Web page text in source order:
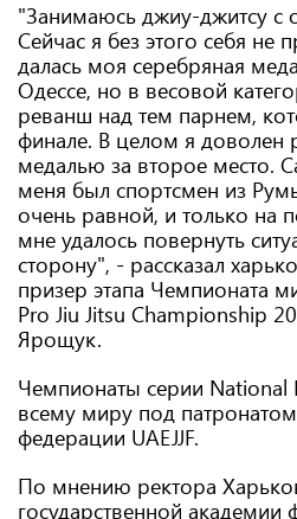
"Занимаюсь джиу-джитсу с
Сейчас я без этого себя не
далась моя серебряная
Одессе, но в весовой
реванш над тем парнем,
финале. В целом я доволен
медалью за второе место.
меня был спортсмен из
очень равной, и только на
мне удалось повернуть
сторону", - рассказал
призер этапа Чемпионата
Pro Jiu Jitsu Championship
Ярощук.
Чемпионаты серии National
всему миру под
федерации UAEJJF.
По мнению ректора
государственной академии